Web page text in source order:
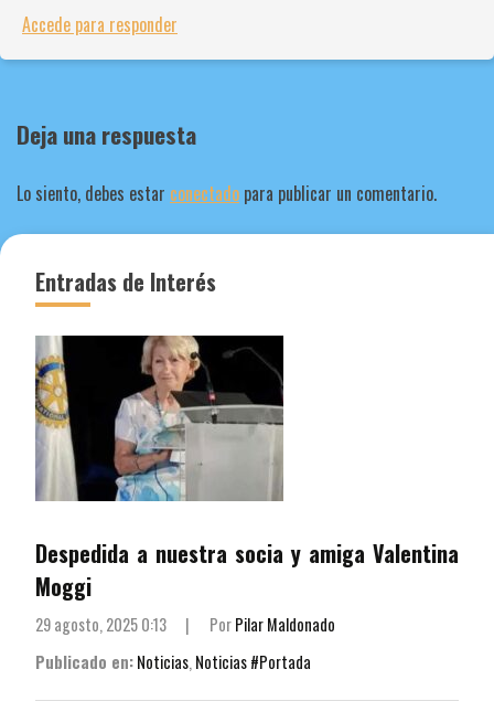
Accede para responder
Deja una respuesta
Lo siento, debes estar conectado para publicar un comentario.
Entradas de Interés
Despedida a nuestra socia y amiga Valentina
Moggi
29 agosto, 2025 0:13 | PorPilar Maldonado
Publicado en:Noticias,Noticias #Portada